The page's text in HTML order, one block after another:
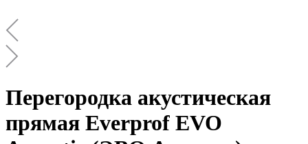
Перегородка акустическая
прямая Everprof EVO